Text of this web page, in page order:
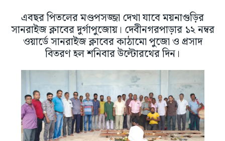
এবছর পিতলের মণ্ডপসজ্জা দেখা যাবে ময়নাগুড়ির
সানরাইজ ক্লাবের দুর্গাপুজোয়। দেবীনগরপাড়ার ১২ নম্বর
ওয়ার্ডে সানরাইজ ক্লাবের কাঠামো পুজো ও প্রসাদ
বিতরণ হল শনিবার উল্টোরথের দিন।